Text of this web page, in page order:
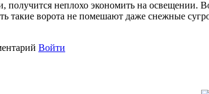
получится неплохо экономить на
такие ворота не помешают даже снежные
Войти